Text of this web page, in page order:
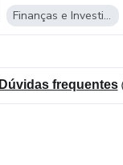
Finanças e Investimentos
Dúvidas frequentes